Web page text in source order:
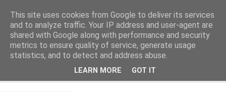
blog.sancho.hu
Egy techember blogja a mindennapok kütyüiről...
This site uses cookies from Google to deliver its services
and to analyze traffic. Your IP address and user-agent are
shared with Google along with performance and security
metrics to ensure quality of service, generate usage
statistics, and to detect and address abuse.
LEARN MORE GOT IT